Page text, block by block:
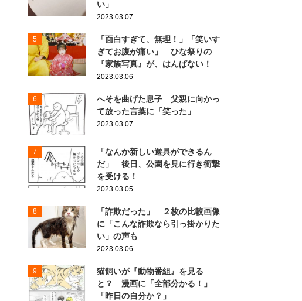
い」
2023.03.07
5
「面白すぎて、無理！」「笑いす
ぎてお腹が痛い」 ひな祭りの
『家族写真』が、はんぱない！
2023.03.06
6
へそを曲げた息子 父親に向かっ
て放った言葉に「笑った」
2023.03.07
7
「なんか新しい遊具ができるん
だ」 後日、公園を見に行き衝撃
を受ける！
2023.03.05
8
「詐欺だった」 ２枚の比較画像
に「こんな詐欺なら引っ掛かりた
い」の声も
2023.03.06
9
猫飼いが『動物番組』を見る
と？ 漫画に「全部分かる！」
「昨日の自分か？」